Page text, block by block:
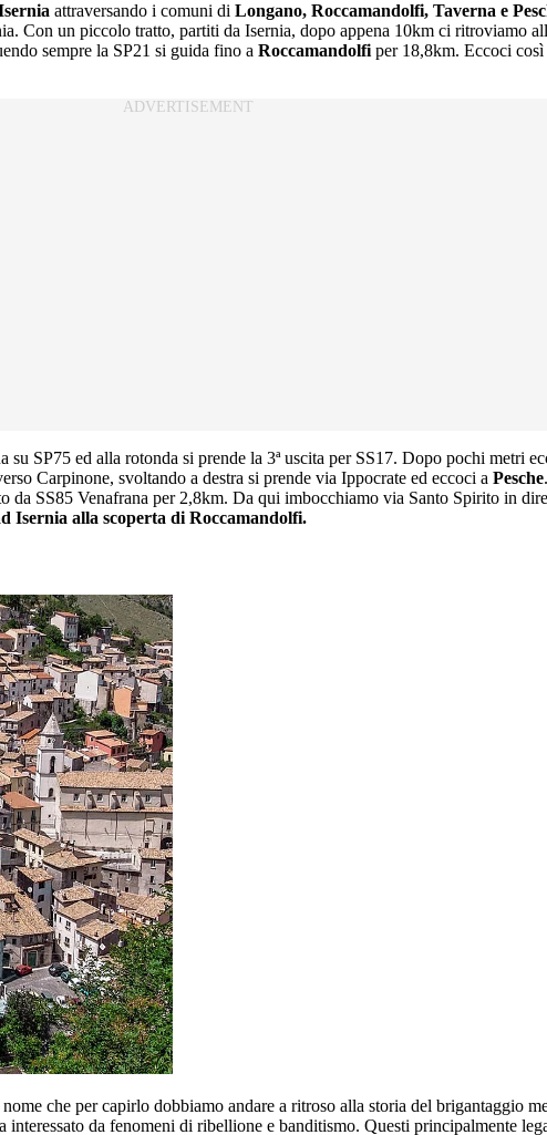
attraversando i comuni di Longano, Roccamandolfi, Taverna e
Con un piccolo tratto, partiti da Isernia, dopo appena 10km ci ritroviamo
sempre la SP21 si guida fino a Roccamandolfi per 18,8km. Eccoci
SP75 ed alla rotonda si prende la 3ª uscita per SS17. Dopo pochi metri
Carpinone, svoltando a destra si prende via Ippocrate ed eccoci a Pesche
da SS85 Venafrana per 2,8km. Da qui imbocchiamo via Santo Spirito in
Isernia alla scoperta di Roccamandolfi.
che per capirlo dobbiamo andare a ritroso alla storia del brigantaggio
da fenomeni di ribellione e banditismo. Questi principalmente